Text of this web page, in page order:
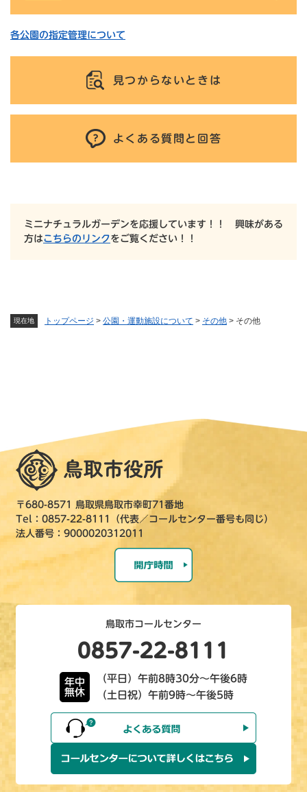
現在地 トップページ > 公園・運動施設について > その他 > その他
各公園の指定管理について
見つからないときは
よくある質問と回答
ミニナチュラルガーデンを応援しています！！ 興味がある
方はこちらのリンクをご覧ください！！
〒680-8571 鳥取県鳥取市幸町71番地
Tel：0857-22-8111（代表／コールセンター番号も同じ）
法人番号：9000020312011
鳥取市コールセンター
0857-22-8111
年中
無休
（平日）午前8時30分～午後6時
（土日祝）午前9時～午後5時